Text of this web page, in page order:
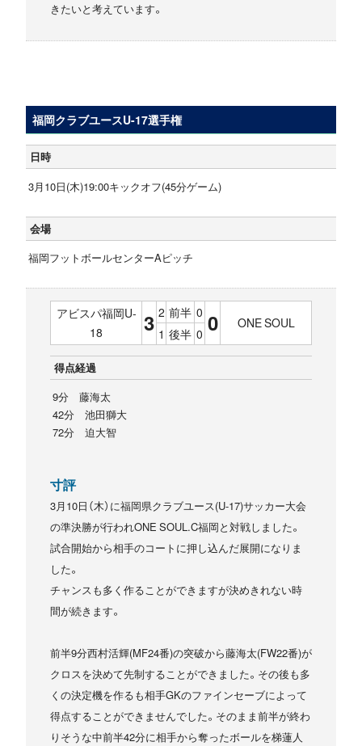
きたいと考えています。
福岡クラブユースU-17選手権
日時
3月10日(木)19:00キックオフ(45分ゲーム)
会場
福岡フットボールセンターAピッチ
アビスパ福岡U-
18
3 2 前半 0 0 ONE SOUL
1 後半 0
得点経過
9分 藤海太
42分 池田獅大
72分 迫大智
寸評
3月10日（木）に福岡県クラブユース(U-17)サッカー大会
の準決勝が行われONE SOUL.C福岡と対戦しました。
試合開始から相手のコートに押し込んだ展開になりま
した。
チャンスも多く作ることができますが決めきれない時
間が続きます。
前半9分西村活輝(MF24番)の突破から藤海太(FW22番)が
クロスを決めて先制することができました。その後も多
くの決定機を作るも相手GKのファインセーブによって
得点することができませんでした。そのまま前半が終わ
りそうな中前半42分に相手から奪ったボールを梯蓮人